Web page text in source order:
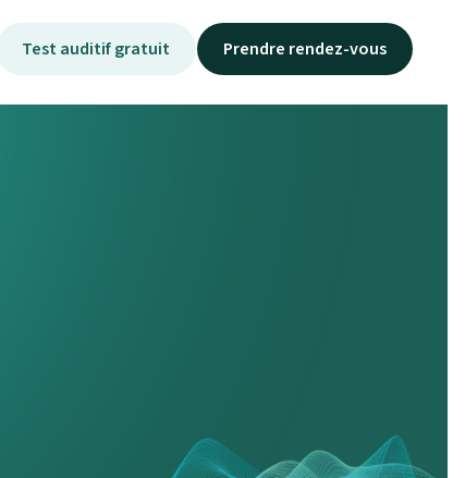
Test auditif gratuit Prendre rendez-vous